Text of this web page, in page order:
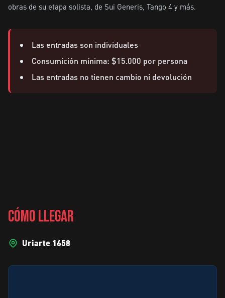
obras de su etapa solista, de Sui Generis, Tango 4 y más.
Las entradas son individuales
Consumición mínima: $15.000 por persona
Las entradas no tienen cambio ni devolución
CÓMO LLEGAR
Uriarte 1658